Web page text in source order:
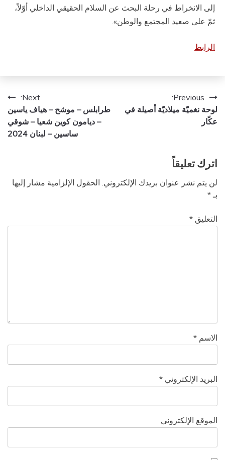
إلى الانخراط في رحلة البحث عن السلام الحقيقي الداخلي أوّلاً،
ثمّ على صعيد المجتمع والوطن».
الرابط
تصفّح
المقالات
Previous:
لوحة نغميّة ميلاديّة أصيلة في
عكّار
Next:
طرابلس – موشح – هياف ياسين
– ديامون كوين شعيا – شوقي
ساسين – لبنان 2024
اترك تعليقاً
لن يتم نشر عنوان بريدك الإلكتروني. الحقول الإلزامية مشار إليها
بـ*
التعليق *
الاسم *
البريد الإلكتروني *
الموقع الإلكتروني